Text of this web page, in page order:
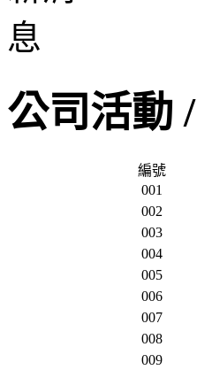
公司活動 /
編號
001
002
003
004
005
006
007
008
009